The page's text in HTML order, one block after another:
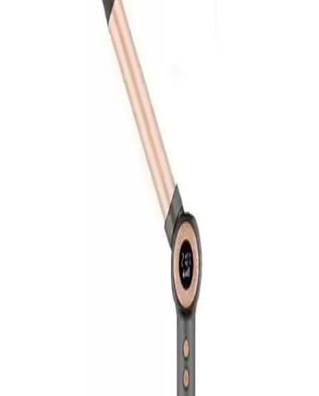
Babyliss C452e Rose Quartz saç maşası, hızlı ısınma, çeşitli sıcaklık
ayarları ve şık tasarımıyla saç şekillendirmede profesyonel sonuçlar
sağlar, doğal görünümlü bukleler ve hacim sunar.
Shibowavy Otomatik Saç Maşası Hakkında Bilgi
Eksikliği ve Teknik Detayların Önemi
Shibowavy otomatik saç maşası hakkında teknik detay ve kullanıcı
deneyimi eksikliği, ürünün pazarda sınırlı görünürlüğüne neden
oluyor. Bilinçli seçim için detaylı bilgi ve geri bildirimler kritik önem
2025'te Shibowavy Jolvena Wag ile Doğal Dalga
Saçlarınıza doğal dalgalar kazandıran Shibowavy Jolvena Wag saç
maşasını keşfedin. Sağlıklı ve kolay kullanım için hemen inceleyin!
Arzum Nuvo Saç Maşası: Gelişmiş Teknolojiyle
Güvenli ve Şık Saç Şekillendirme
Arzum Nuvo saç maşası, hızlı ısınma, ayarlanabilir ısı ve seramik
kaplama özellikleriyle modern ve güvenli saç şekillendirme sağlar.
Sinbo Saç Maşası: Güçlü Performans ve Kullanım
Kolaylığı Sunan Elektronik Saç Şekillendirme